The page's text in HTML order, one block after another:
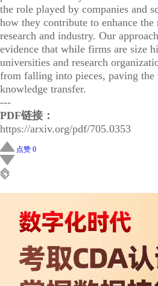
the role played by companies and
how they contribute to enhance the
research and industry. Our
evidence that while firms are size
universities and research
from falling into pieces, paving
knowledge transfer.
---
PDF链接：
https://arxiv.org/pdf/705.0353
点赞 0